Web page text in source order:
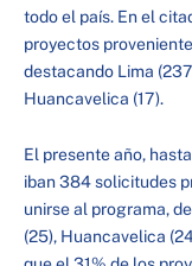
todo el país. En el
proyectos
destacando Lima
Huancavelica (17).
El presente año,
iban 384 solicitudes
unirse al programa,
(25), Huancavelica